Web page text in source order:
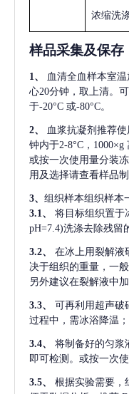
浓缩洗
样品采集及保存
1、 血清全血样本室
心20分钟，取上清。
于-20°C 或-80°C。
2、 血浆抗凝剂推荐使
钟内于2-8°C，
或按一次使用量分装
用及选择请查看样品制
3、 组织样本组织样本
3.1、
将目标组织置于
pH=7.4)洗涤去除残留
3.2、
在冰上用裂解液
决于组织的重量，一
另外建议在裂解液中
3.3、 可再利用超声破
过程中，需冰浴降温
3.4、 将制备好的匀浆
即可检测。或按一次
3.5、 根据实验需要，